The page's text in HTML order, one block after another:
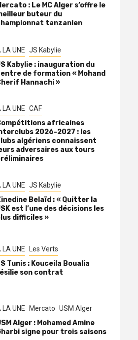
: Le MC Alger s’offre le
buteur du
tanzanien
LA UNE JS Kabylie
Kabylie : inauguration du
de formation « Mohand
Hannachi »
LA UNE CAF
africaines
2026-2027 : les
algériens connaissent
adversaires aux tours
LA UNE JS Kabylie
Belaïd : « Quitter la
est l’une des décisions les
difficiles »
LA UNE Les Verts
Tunis : Kouceila Boualia
son contrat
LA UNE Mercato USM Alger
Alger : Mohamed Amine
signe pour trois saisons